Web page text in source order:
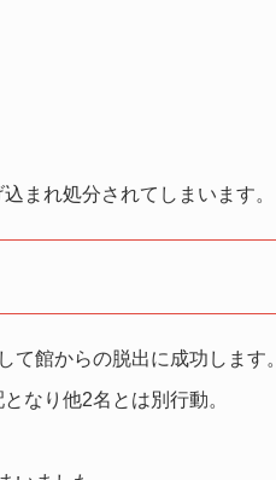
まれ処分されてしまいます。
館からの脱出に成功します。
なり他2名とは別行動。